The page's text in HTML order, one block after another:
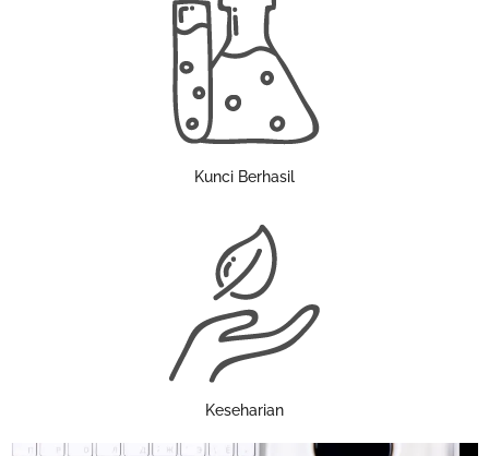
Kunci Berhasil
Keseharian